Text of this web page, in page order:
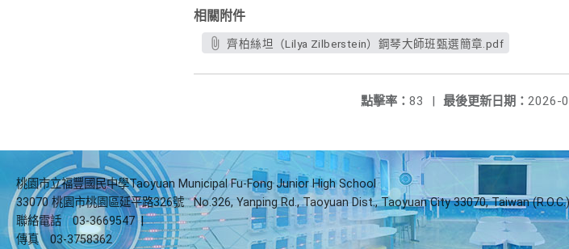
相關附件
齊柏絲坦（Lilya Zilberstein）鋼琴大師班甄選簡章.pdf
最後更新日期： 2026-
點擊率： 83 |
桃園市立福豐國民中學Taoyuan Municipal Fu-Fong Junior High School
33070 桃園市桃園區延平路326號
No.326, Yanping Rd., Taoyuan Dist., Taoyuan City 33070, Taiwan (R.O.C.)
聯絡電話
03-3669547 |
傳真
03-3758362